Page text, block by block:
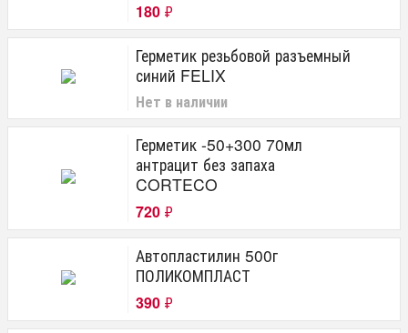
180 ₽
Герметик резьбовой разъемный
синий FELIX
Нет в наличии
Герметик -50+300 70мл
антрацит без запаха
CORTECO
720 ₽
Автопластилин 500г
ПОЛИКОМПЛАСТ
390 ₽